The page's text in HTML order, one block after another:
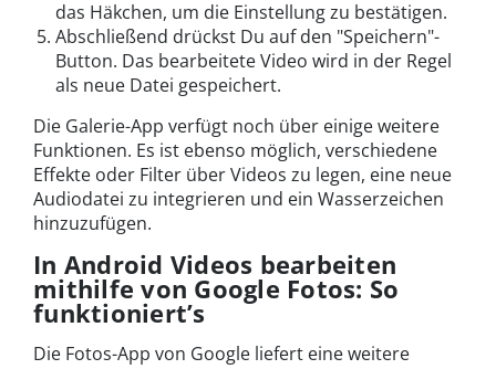
das Häkchen, um die Einstellung zu bestätigen.
Abschließend drückst Du auf den "Speichern"-
Button. Das bearbeitete Video wird in der Regel
als neue Datei gespeichert.
Die Galerie-App verfügt noch über einige weitere
Funktionen. Es ist ebenso möglich, verschiedene
Effekte oder Filter über Videos zu legen, eine neue
Audiodatei zu integrieren und ein Wasserzeichen
hinzuzufügen.
In Android Videos bearbeiten
mithilfe von Google Fotos: So
funktioniert’s
Die Fotos-App von Google liefert eine weitere